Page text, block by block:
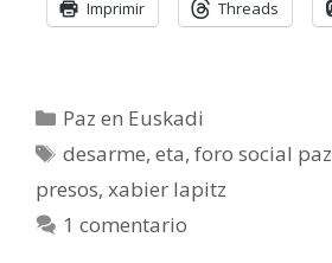
Imprimir Threads
Categorías
Paz en Euskadi
Etiquetas
desarme,eta,foro social paz
presos, xabier lapitz
1 comentario